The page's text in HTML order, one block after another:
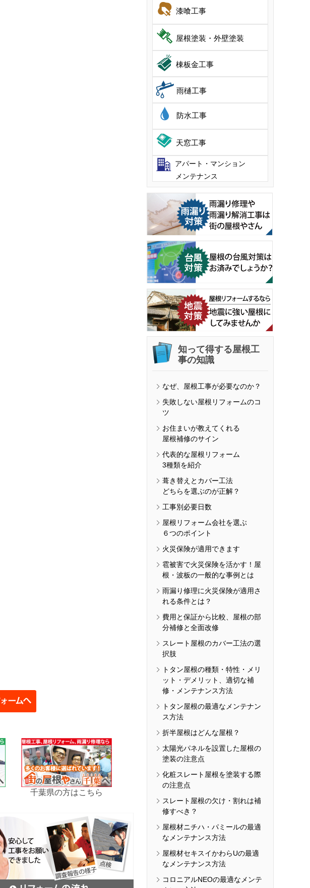
千葉県の方はこちら
漆喰工事
屋根塗装・外壁塗装
棟板金工事
雨樋工事
防水工事
天窓工事
アパート・マンション
メンテナンス
知って得する屋根工
事の知識
なぜ、屋根工事が必要なのか？
失敗しない屋根リフォームのコ
ツ
お住まいが教えてくれる
屋根補修のサイン
代表的な屋根リフォーム
3種類を紹介
葺き替えとカバー工法
どちらを選ぶのが正解？
工事別必要日数
屋根リフォーム会社を選ぶ
６つのポイント
火災保険が適用できます
雹被害で火災保険を活かす！屋
根・波板の一般的な事例とは
雨漏り修理に火災保険が適用さ
れる条件とは？
費用と保証から比較、屋根の部
分補修と全面改修
スレート屋根のカバー工法の選
択肢
トタン屋根の種類・特性・メリ
ット・デメリット、適切な補
修・メンテナンス方法
トタン屋根の最適なメンテナン
ス方法
折半屋根はどんな屋根？
太陽光パネルを設置した屋根の
塗装の注意点
化粧スレート屋根を塗装する際
の注意点
スレート屋根の欠け・割れは補
修すべき？
屋根材ニチハ・パミールの最適
なメンテナンス方法
屋根材セキスイかわらUの最適
なメンテナンス方法
コロニアルNEOの最適なメンテ